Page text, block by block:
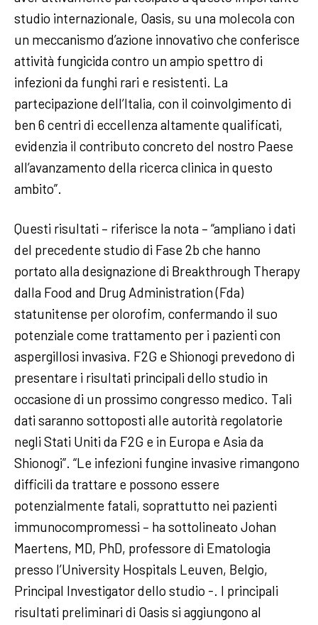
studio internazionale, Oasis, su una molecola con
un meccanismo d’azione innovativo che conferisce
attività fungicida contro un ampio spettro di
infezioni da funghi rari e resistenti. La
partecipazione dell’Italia, con il coinvolgimento di
ben 6 centri di eccellenza altamente qualificati,
evidenzia il contributo concreto del nostro Paese
all’avanzamento della ricerca clinica in questo
ambito”.
Questi risultati – riferisce la nota – “ampliano i dati
del precedente studio di Fase 2b che hanno
portato alla designazione di Breakthrough Therapy
dalla Food and Drug Administration (Fda)
statunitense per olorofim, confermando il suo
potenziale come trattamento per i pazienti con
aspergillosi invasiva. F2G e Shionogi prevedono di
presentare i risultati principali dello studio in
occasione di un prossimo congresso medico. Tali
dati saranno sottoposti alle autorità regolatorie
negli Stati Uniti da F2G e in Europa e Asia da
Shionogi”. “Le infezioni fungine invasive rimangono
difficili da trattare e possono essere
potenzialmente fatali, soprattutto nei pazienti
immunocompromessi – ha sottolineato Johan
Maertens, MD, PhD, professore di Ematologia
presso l’University Hospitals Leuven, Belgio,
Principal Investigator dello studio -. I principali
risultati preliminari di Oasis si aggiungono al